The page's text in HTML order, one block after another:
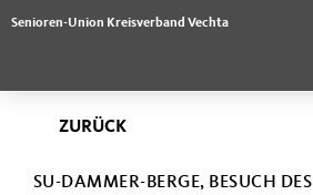
Senioren-Union Kreisverband Vechta
ZURÜCK
SU-DAMMER-BERGE, BESUCH DES